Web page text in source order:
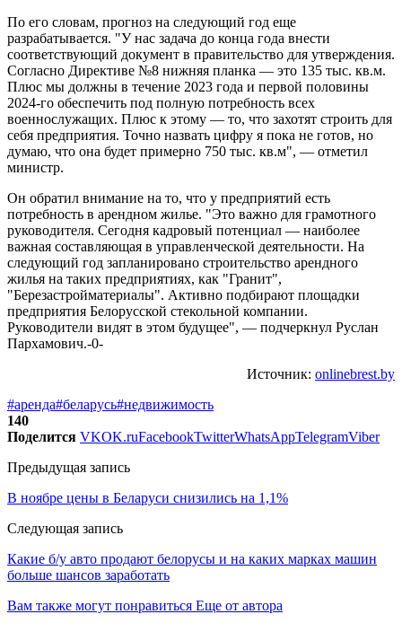
По его словам, прогноз на следующий год еще
разрабатывается. "У нас задача до конца года внести
соответствующий документ в правительство для утверждения.
Согласно Директиве №8 нижняя планка — это 135 тыс. кв.м.
Плюс мы должны в течение 2023 года и первой половины
2024-го обеспечить под полную потребность всех
военнослужащих. Плюс к этому — то, что захотят строить для
себя предприятия. Точно назвать цифру я пока не готов, но
думаю, что она будет примерно 750 тыс. кв.м", — отметил
министр.
Он обратил внимание на то, что у предприятий есть
потребность в арендном жилье. "Это важно для грамотного
руководителя. Сегодня кадровый потенциал — наиболее
важная составляющая в управленческой деятельности. На
следующий год запланировано строительство арендного
жилья на таких предприятиях, как "Гранит",
"Березастройматериалы". Активно подбирают площадки
предприятия Белорусской стекольной компании.
Руководители видят в этом будущее", — подчеркнул Руслан
Пархамович.-0-
Источник: onlinebrest.by
#аренда#беларусь#недвижимость
140
Поделится VKOK.ruFacebookTwitterWhatsAppTelegramViber
Предыдущая запись
В ноябре цены в Беларуси снизились на 1,1%
Следующая запись
Какие б/у авто продают белорусы и на каких марках машин
больше шансов заработать
Вам также могут понравиться Еще от автора